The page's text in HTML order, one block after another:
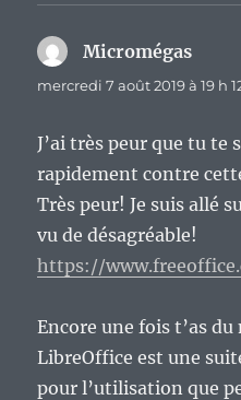
Micromégas
mercredi 7 août 2019 à 19 h
J’ai très peur que tu te
rapidement contre
Très peur! Je suis allé
vu de désagréable!
https://
Encore une fois t’as
LibreOffice est une
pour l’utilisation que